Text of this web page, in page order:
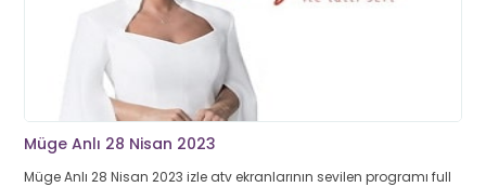
Müge Anlı 28 Nisan 2023
Müge Anlı 28 Nisan 2023 izle atv ekranlarının sevilen programı full